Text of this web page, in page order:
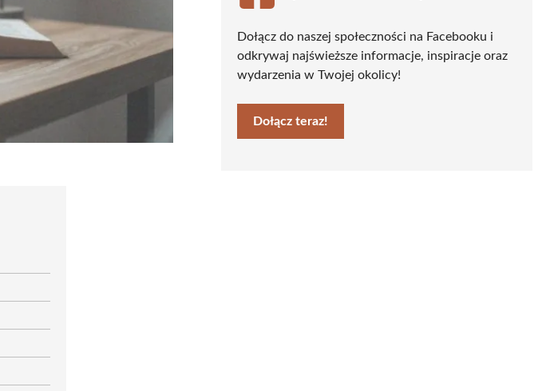
Dołącz do naszej społeczności na Facebooku i
odkrywaj najświeższe informacje, inspiracje oraz
wydarzenia w Twojej okolicy!
Dołącz teraz!